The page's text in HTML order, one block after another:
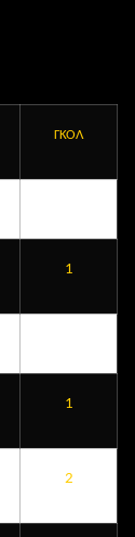
ΓΚΟΛ
1
1
2